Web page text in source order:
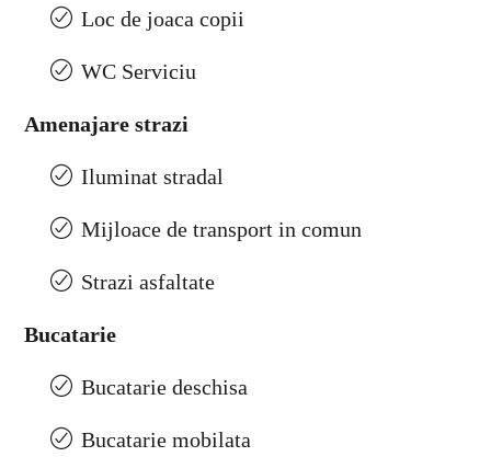
Loc de joaca copii
WC Serviciu
Amenajare strazi
Iluminat stradal
Mijloace de transport in comun
Strazi asfaltate
Bucatarie
Bucatarie deschisa
Bucatarie mobilata